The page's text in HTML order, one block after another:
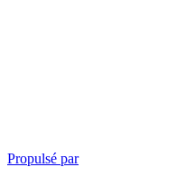
Propulsé par